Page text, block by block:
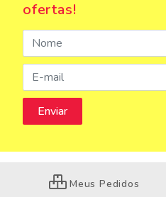
ofertas!
Meus Pedidos